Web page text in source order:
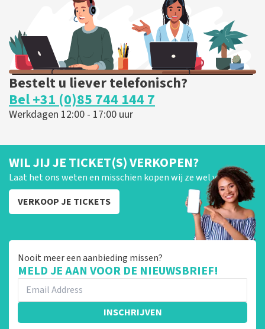
BESTEL NU
Bestelt u liever telefonisch?
Bel +31 (0)85 744 144 7
Werkdagen 12:00 - 17:00 uur
WIL JIJ JE TICKET(S) VERKOPEN?
Laat het ons weten en misschien kopen wij ze wel van je!
VERKOOP JE TICKETS
Nooit meer een aanbieding missen?
MELD JE AAN VOOR DE NIEUWSBRIEF!
INSCHRIJVEN